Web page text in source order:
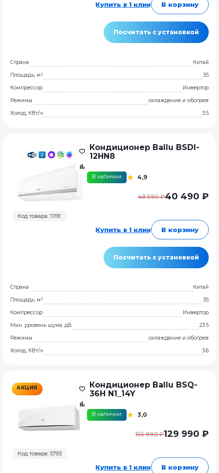
Купить в 1 клик В корзину
Посчитать с установкой
Страна
Китай
Площадь, м²
35
Компрессор
Инвертор
Режимы
охлаждение и обогрев
Холод, КВт/ч
3.5
Код товара: 11191
Кондиционер Ballu BSDI-
12HN8
В наличии 4,9
48 590 ₽40 490 ₽
Купить в 1 клик В корзину
Посчитать с установкой
Страна
Китай
Площадь, м²
35
Компрессор
Инвертор
Мин. уровень шума, дБ
23.5
Режимы
охлаждение и обогрев
Холод, КВт/ч
3.6
АКЦИЯ
Код товара: 5793
Кондиционер Ballu BSQ-
36H N1_14Y
В наличии 3,0
155 990 ₽129 990 ₽
Купить в 1 клик В корзину